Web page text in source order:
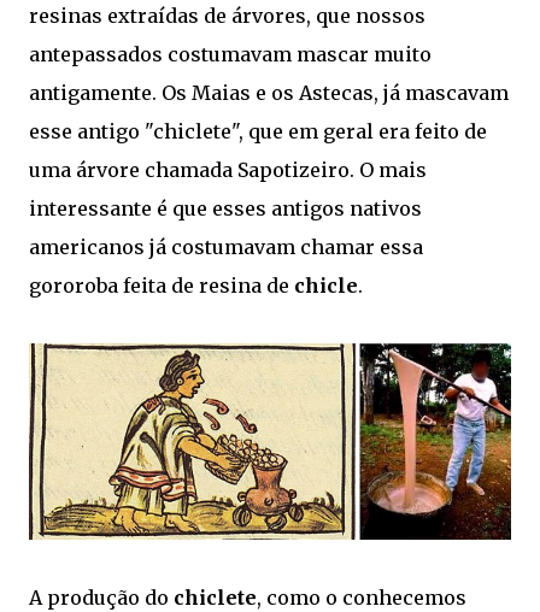
resinas extraídas de árvores, que nossos
antepassados costumavam mascar muito
antigamente. Os Maias e os Astecas, já mascavam
esse antigo "chiclete", que em geral era feito de
uma árvore chamada Sapotizeiro. O mais
interessante é que esses antigos nativos
americanos já costumavam chamar essa
gororoba feita de resina de chicle.
A produção do chiclete, como o conhecemos